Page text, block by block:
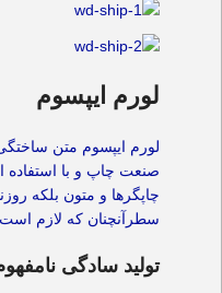
لورم ایپسوم
لورم ایپسوم متن ساختگی
صنعت چاپ و با استفاده
چاپگرها و متون بلکه
سطرآنچنان که لازم است.
تولید سادگی